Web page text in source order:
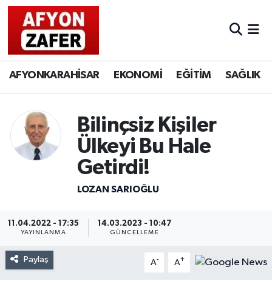
AFYONKARAHİSAR EKONOMİ EĞİTİM SAĞLIK
Bilinçsiz Kişiler
Ülkeyi Bu Hale
Getirdi!
LOZAN SARIOĞLU
11.04.2022 - 17:35
YAYINLANMA
14.03.2023 - 10:47
GÜNCELLEME
Paylaş A- A+